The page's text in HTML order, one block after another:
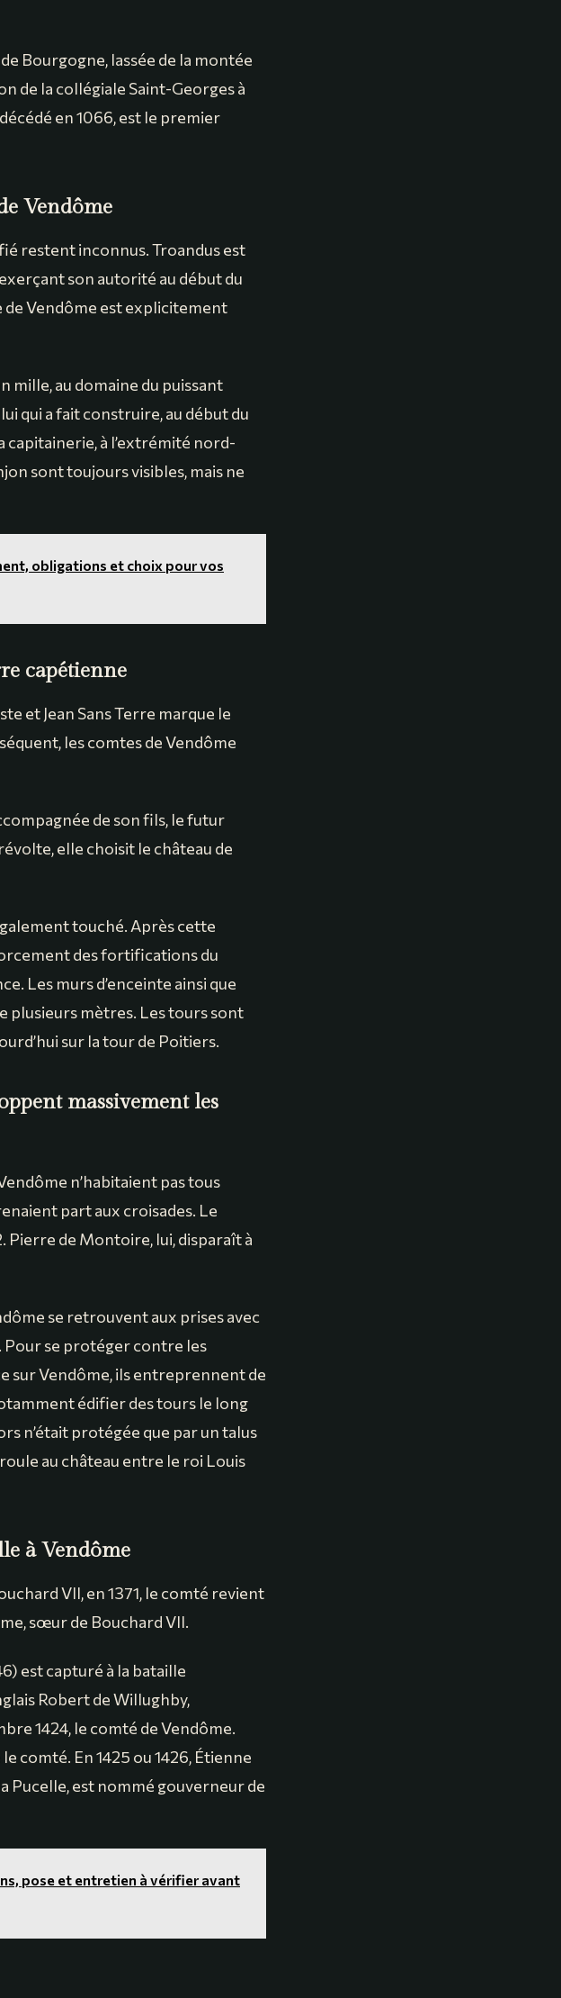
Bourgogne, lassée de la montée
de la collégiale Saint-Georges à
en 1066, est le premier
Vendôme
restent inconnus. Troandus est
son autorité au début du
de Vendôme est explicitement
mille, au domaine du puissant
qui a fait construire, au début du
capitainerie, à l’extrémité nord-
sont toujours visibles, mais ne
obligations et choix pour vos
capétienne
et Jean Sans Terre marque le
les comtes de Vendôme
de son fils, le futur
elle choisit le château de
touché. Après cette
des fortifications du
Les murs d’enceinte ainsi que
plusieurs mètres. Les tours sont
sur la tour de Poitiers.
massivement les
n’habitaient pas tous
part aux croisades. Le
Pierre de Montoire, lui, disparaît à
se retrouvent aux prises avec
Pour se protéger contre les
sur Vendôme, ils entreprennent de
édifier des tours le long
n’était protégée que par un talus
au château entre le roi Louis
à Vendôme
VII, en 1371, le comté revient
sœur de Bouchard VII.
est capturé à la bataille
Robert de Willughby,
1424, le comté de Vendôme.
comté. En 1425 ou 1426, Étienne
Pucelle, est nommé gouverneur de
pose et entretien à vérifier avant